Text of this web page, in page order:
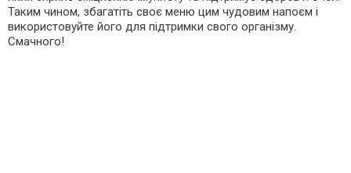
Таким чином, збагатіть своє меню цим чудовим напоєм і
використовуйте його для підтримки свого організму.
Смачного!